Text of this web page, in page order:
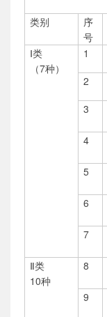
类别
序
号
Ⅰ类
（7种）
1
2
3
4
5
6
7
Ⅱ类
10种
8
9